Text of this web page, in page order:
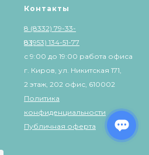
Контакты
8 (8332) 79-33-
83
8 (953) 134-51-77
с 9:00 до 19:00 работа офиса
г. Киров, ул. Никитская 171,
2 этаж, 202 офис, 610002
Политика
конфиденциальности
Публичная оферта